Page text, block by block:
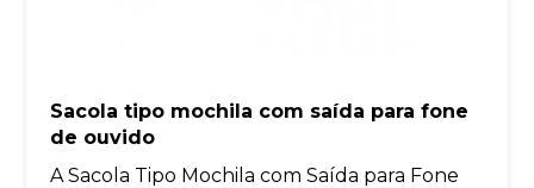
Sacola tipo mochila com saída para fone
de ouvido
A Sacola Tipo Mochila com Saída para Fone